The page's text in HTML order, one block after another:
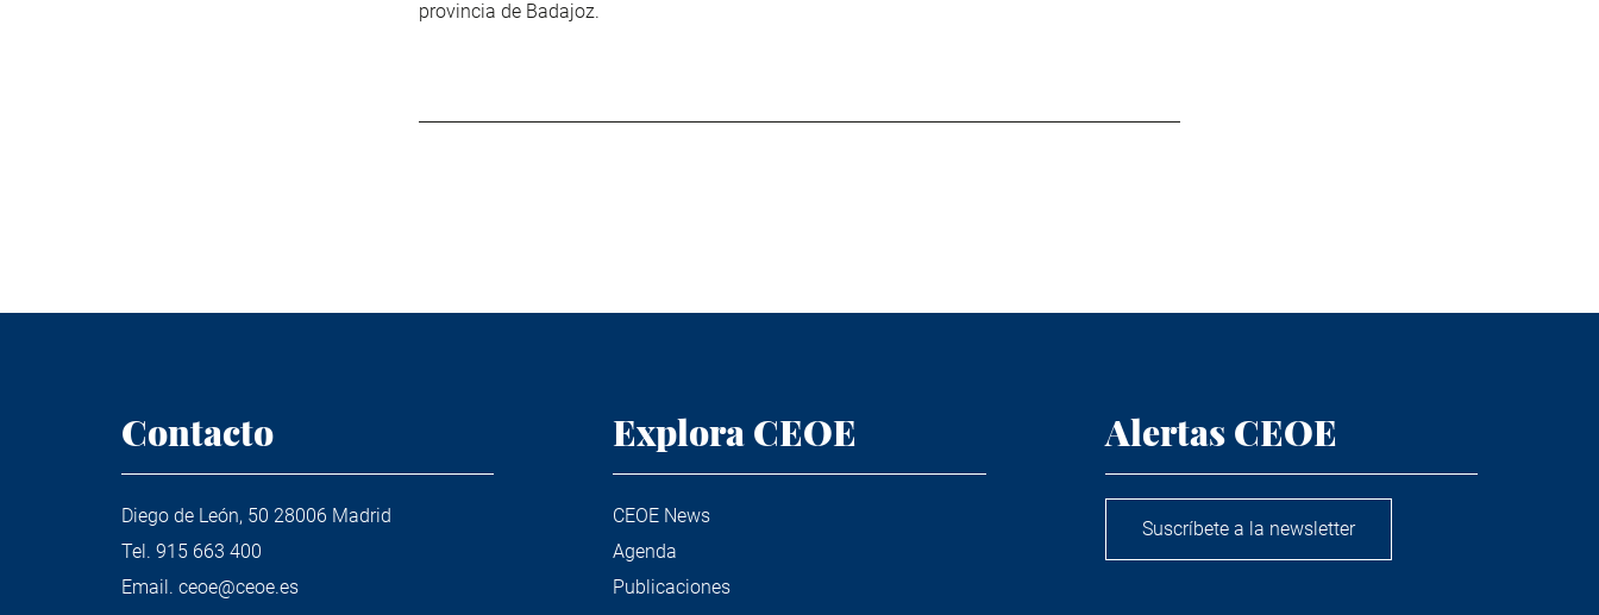
provincia de Badajoz.
Contacto
Diego de León, 50 28006 Madrid
Tel. 915 663 400
Email. ceoe@ceoe.es
Explora CEOE
CEOE News
Agenda
Publicaciones
Alertas CEOE
Suscríbete a la newsletter